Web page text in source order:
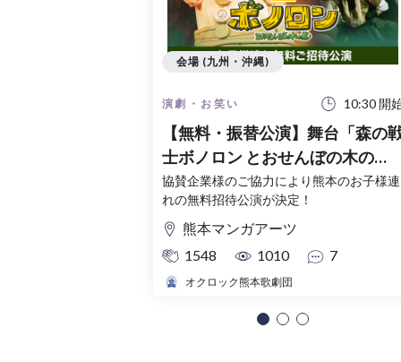
演劇・お笑い 10:30 開
【無料・振替公演】舞台「森の
士ボノロン とおせんぼの木の
巻」【お子さま連れ無料ご招待
2026年8月17日〜8月28日
協賛企業様のご協力により熊本のお子様連
れの無料招待公演が決定！
熊本マンガアーツ
1548
1010 7
オクロック熊本歌劇団
会場 (九州・沖縄)